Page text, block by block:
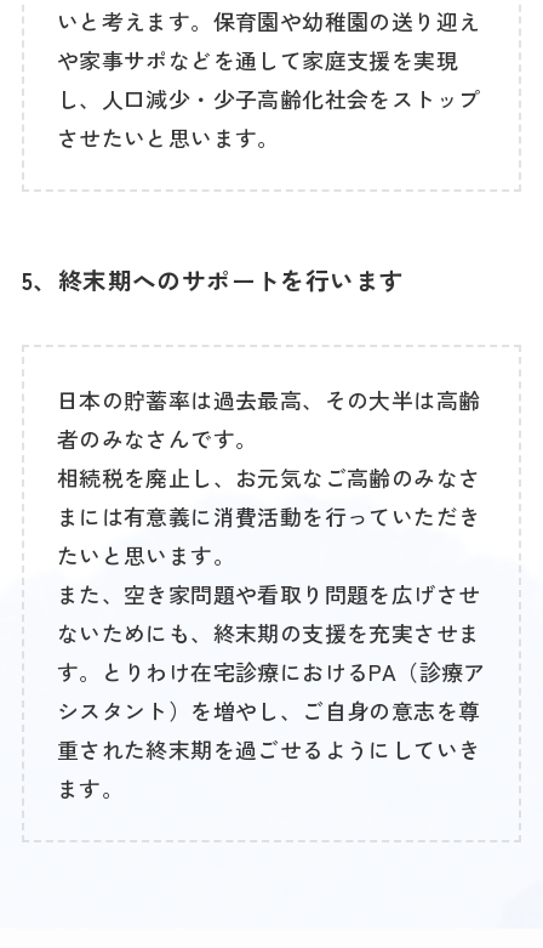
いと考えます。保育園や幼稚園の送り迎え
や家事サポなどを通して家庭支援を実現
し、人口減少・少子高齢化社会をストップ
させたいと思います。
5、終末期へのサポートを行います
日本の貯蓄率は過去最高、その大半は高齢
者のみなさんです。
相続税を廃止し、お元気なご高齢のみなさ
まには有意義に消費活動を行っていただき
たいと思います。
また、空き家問題や看取り問題を広げさせ
ないためにも、終末期の支援を充実させま
す。とりわけ在宅診療におけるPA（診療ア
シスタント）を増やし、ご自身の意志を尊
重された終末期を過ごせるようにしていき
ます。